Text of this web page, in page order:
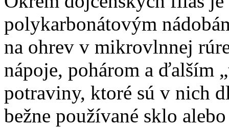
polykarbonátovým
na ohrev v mikrovlnnej
nápoje, pohárom a ďalším
potraviny, ktoré sú v nich
bežne používané sklo